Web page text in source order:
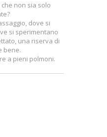
non sia solo
dove si
si sperimentano
una riserva di
bene.
a pieni polmoni.